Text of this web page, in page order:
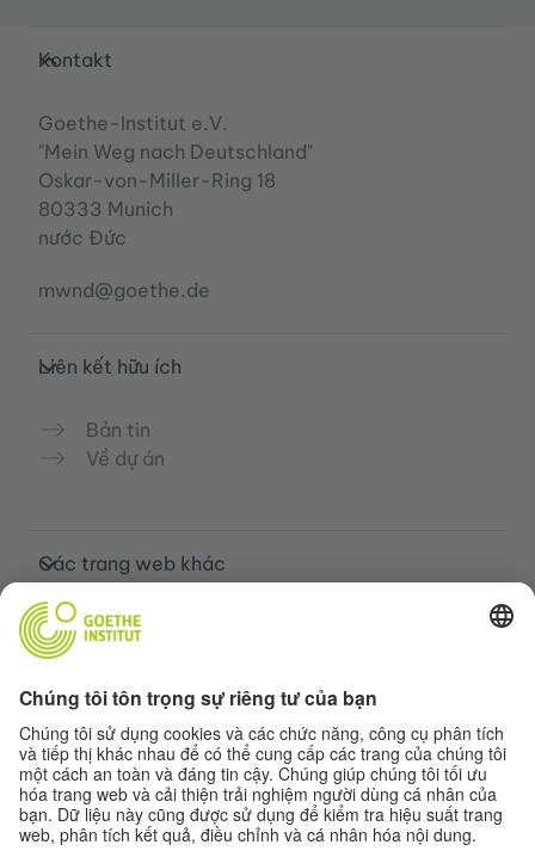
Service- und Informationsbereich
Kontakt
Goethe-Institut e.V.
"Mein Weg nach Deutschland"
Oskar-von-Miller-Ring 18
80333 Munich
nước Đức
mwnd@goethe.de
Liên kết hữu ích
Bản tin
Về dự án
Các trang web khác
Cộng đồng „Deutsch für dich“
Các khóa học tiếng Đức của Goethe-
Institut
Cổng thông tin giáo viên “Deutschstunde”
Quyền riêng tư và khả năng tiếp cận